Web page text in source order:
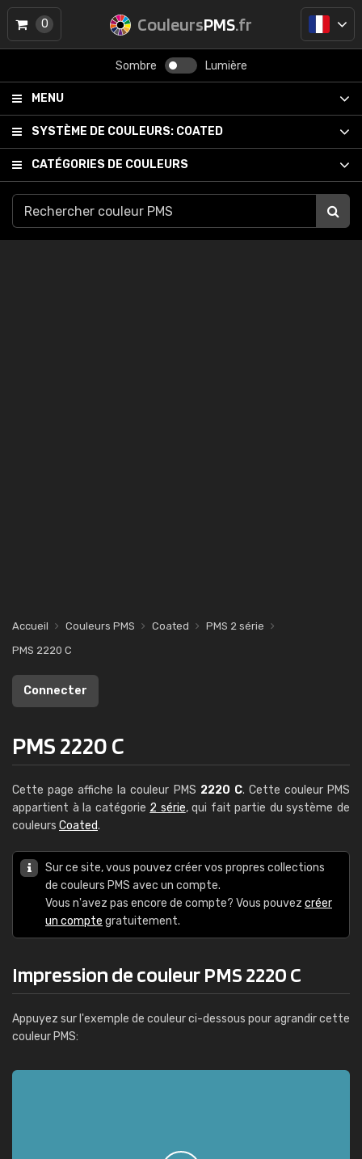
CouleursPMS.fr
Sombre Lumière
MENU
SYSTÈME DE COULEURS: COATED
CATÉGORIES DE COULEURS
0
Accueil Couleurs PMS Coated
PMS 2 série
PMS 2220 C
Connecter
PMS 2220 C
Cette page affiche la couleur PMS 2220 C. Cette couleur PMS
appartient à la catégorie 2 série, qui fait partie du système de
couleurs Coated.
Sur ce site, vous pouvez créer vos propres collections
de couleurs PMS avec un compte.
Vous n'avez pas encore de compte? Vous pouvez créer
un compte gratuitement.
Impression de couleur PMS 2220 C
Appuyez sur l'exemple de couleur ci-dessous pour agrandir cette
couleur PMS: